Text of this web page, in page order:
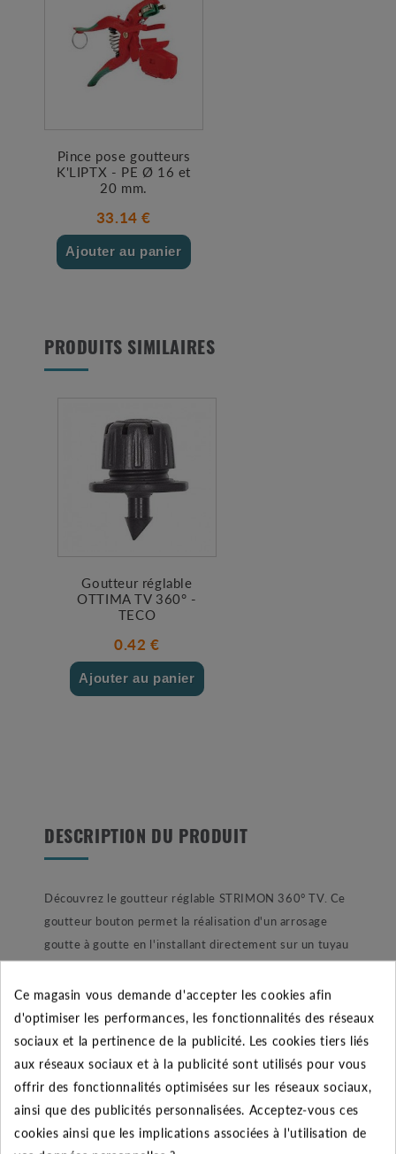
Pince pose goutteurs
K'LIPTX - PE Ø 16 et
20 mm.
33.14 €
Ajouter au panier
PRODUITS SIMILAIRES
Goutteur réglable
OTTIMA TV 360° -
TECO
0.42 €
Ajouter au panier
DESCRIPTION DU PRODUIT
Découvrez le goutteur réglable STRIMON 360° TV. Ce
goutteur bouton permet la réalisation d'un arrosage
goutte à goutte en l'installant directement sur un tuyau
polyéthylène. Le raccordement s'effectue grâce à une
tétine "tête de vipère" (TV) 4 x 6 mm planter le
directement dans votre tuyau (outil de pose référence,
RSOT1271). Les goutteurs individuels sont
principalement utilisés pour l'arrosage d'une zone ou
d'une plante bien ciblée. On les retrouve notamment
dans l'arrosage de potager, de jardinière de balcon, pots,
plats de fleur, etc. L'arrosage par micro-irrigation vous
Ce magasin vous demande d'accepter les cookies afin
d'optimiser les performances, les fonctionnalités des réseaux
sociaux et la pertinence de la publicité. Les cookies tiers liés
aux réseaux sociaux et à la publicité sont utilisés pour vous
offrir des fonctionnalités optimisées sur les réseaux sociaux,
ainsi que des publicités personnalisées. Acceptez-vous ces
cookies ainsi que les implications associées à l'utilisation de